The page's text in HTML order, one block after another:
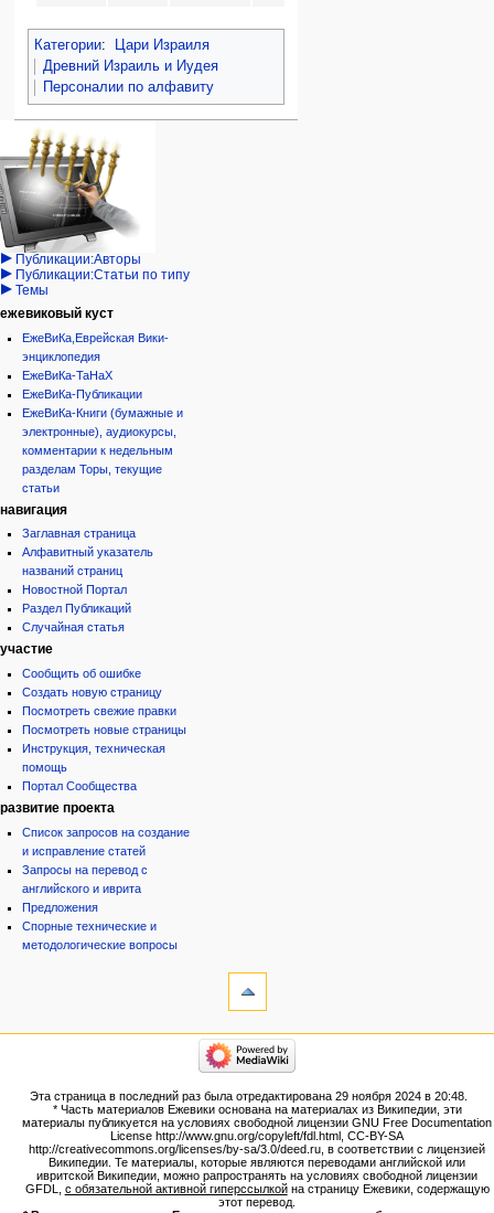
Категории:
Цари Израиля
Древний Израиль и Иудея
Персоналии по алфавиту
Навигация
персональные инструменты
войти
запрос
учётной
записи
категории
Израиль:Страна и
государство
Иудаизм
Народ
Проекты
Проекты/Участники/
дополнения
Публикации:Авторы
Публикации:Статьи по типу
Темы
ежевиковый куст
ЕжеВиКа,Еврейская Вики-
энциклопедия
ЕжеВиКа-ТаНаХ
ЕжеВиКа-Публикации
ЕжеВиКа-Книги (бумажные и
электронные), аудиокурсы,
комментарии к недельным
разделам Торы, текущие
статьи
навигация
Заглавная страница
Алфавитный указатель
названий страниц
Новостной Портал
Раздел Публикаций
Случайная статья
участие
Сообщить об ошибке
Создать новую страницу
Посмотреть свежие правки
Посмотреть новые страницы
Инструкция, техническая
помощь
Портал Сообщества
развитие проекта
Список запросов на создание
и исправление статей
Запросы на перевод с
английского и иврита
Предложения
Спорные технические и
методологические вопросы
Версия
для
Постоянная
ссылка
Сведения
категории
Народ
Проекты
Проекты/Участники/
дополнения
Публикации:Авторы
Публикации:Статьи по типу
Темы
Эта страница в последний раз была отредактирована 29 ноября 2024 в 20:48.
* Часть материалов Ежевики основана на материалах из Википедии, эти
материалы публикуется на условиях свободной лицензии GNU Free Documentation
License http://www.gnu.org/copyleft/fdl.html, CC-BY-SA
http://creativecommons.org/licenses/by-sa/3.0/deed.ru, в соответствии с лицензией
Википедии. Те материалы, которые являются переводами английской или
ивритской Википедии, можно рапространять на условиях свободной лицензии
GFDL, с обязательной активной гиперссылкойна страницу Ежевики, содержащую
этот перевод.